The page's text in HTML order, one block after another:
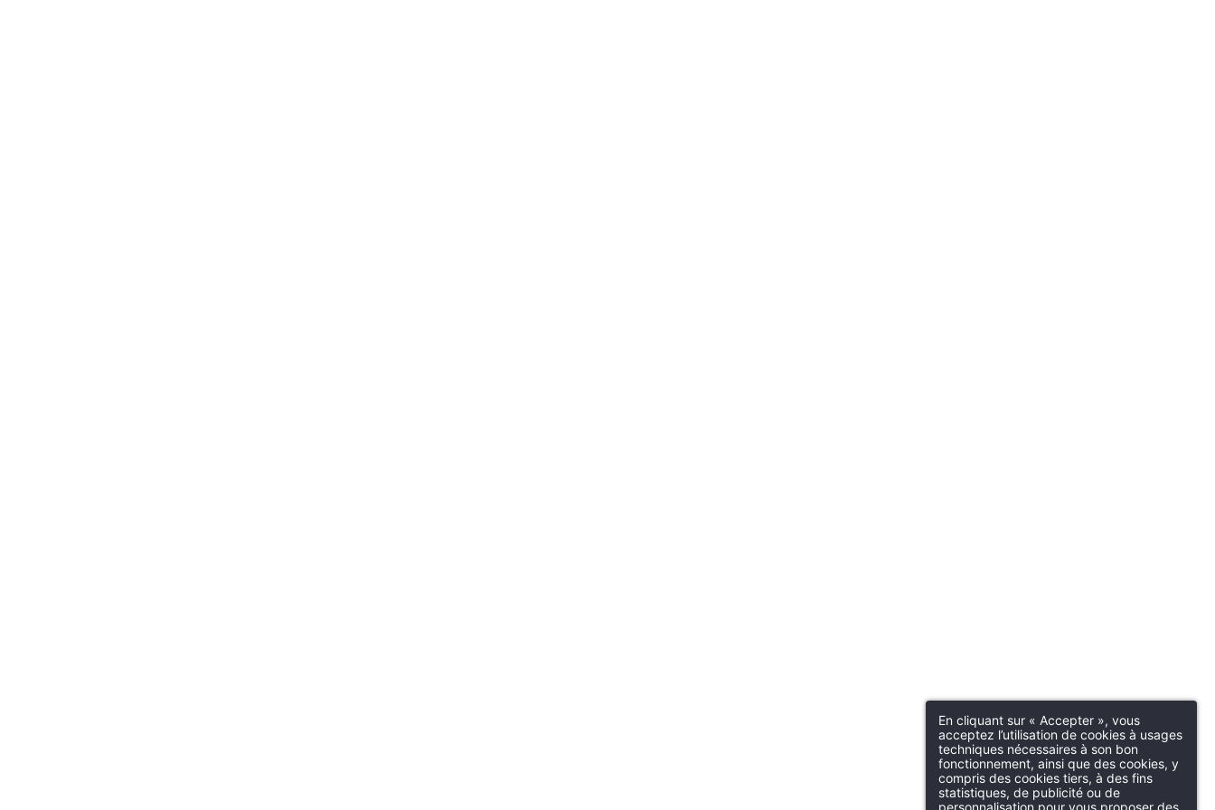
En cliquant sur « Accepter », vous
acceptez l’utilisation de cookies à usages
techniques nécessaires à son bon
fonctionnement, ainsi que des cookies, y
compris des cookies tiers, à des fins
statistiques, de publicité ou de
personnalisation pour vous proposer des